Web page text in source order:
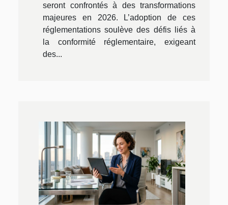
seront confrontés à des transformations
majeures en 2026. L’adoption de ces
réglementations soulève des défis liés à
la conformité réglementaire, exigeant
des...